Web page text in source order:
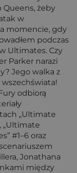
Queens, żeby
w
momencie, gdy
podczas
Ultimates. Czy
Parker narazi
Jego walka z
odbiorą
„Ultimate
„Ultimate
#1–6 oraz
Jonathana
między